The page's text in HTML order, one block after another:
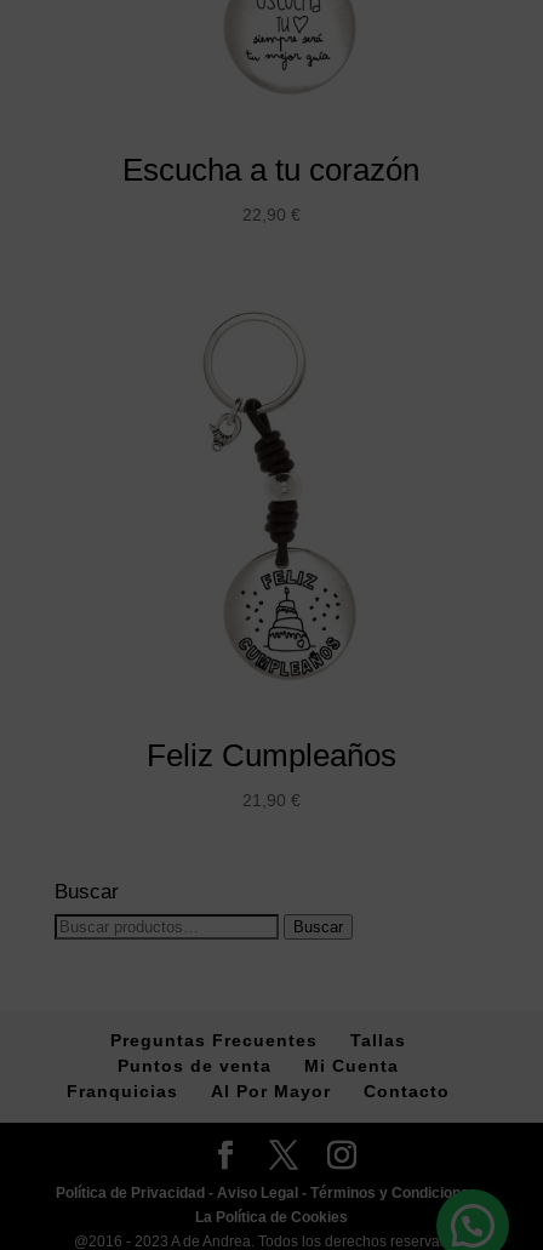
Escucha a tu corazón
22,90 €
Feliz Cumpleaños
21,90 €
Buscar
Buscar
Buscar
Preguntas Frecuentes
Tallas
Puntos de venta
Mi Cuenta
Franquicias
Al Por Mayor Contacto
Política de Privacidad - Aviso Legal -Términos y Condiciones -
La Política de Cookies
@2016 - 2023 A de Andrea. Todos los derechos reservados.